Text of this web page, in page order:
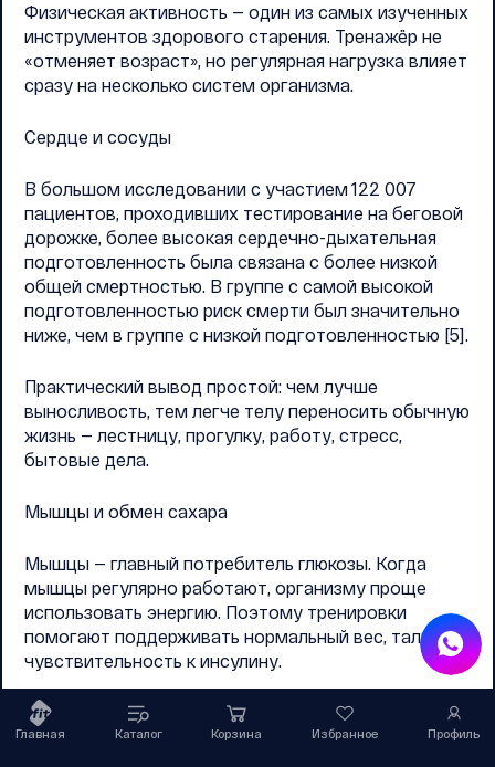
Главная Каталог Корзина Избранное Профиль
Физическая активность — один из самых изученных
инструментов здорового старения. Тренажёр не
«отменяет возраст», но регулярная нагрузка влияет
сразу на несколько систем организма.
Сердце и сосуды
В большом исследовании с участием 122 007
пациентов, проходивших тестирование на беговой
дорожке, более высокая сердечно-дыхательная
подготовленность была связана с более низкой
общей смертностью. В группе с самой высокой
подготовленностью риск смерти был значительно
ниже, чем в группе с низкой подготовленностью [5].
Практический вывод простой: чем лучше
выносливость, тем легче телу переносить обычную
жизнь — лестницу, прогулку, работу, стресс,
бытовые дела.
Мышцы и обмен сахара
Мышцы — главный потребитель глюкозы. Когда
мышцы регулярно работают, организму проще
использовать энергию. Поэтому тренировки
помогают поддерживать нормальный вес, талию и
чувствительность к инсулину.
Гормональная система